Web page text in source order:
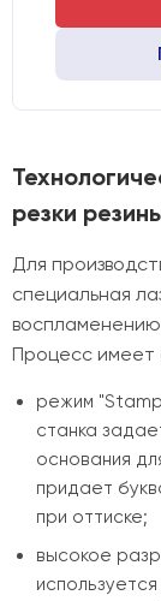
резки
Для
специальная
Процесс имеет
режим
станка
основания
придает
при оттиске;
высокое